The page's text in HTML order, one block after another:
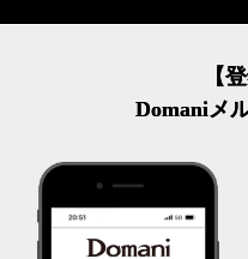
【
Domaniメ